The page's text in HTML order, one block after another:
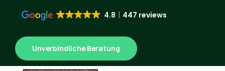
4.8 447 reviews
Unverbindliche Beratung